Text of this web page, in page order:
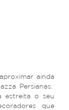
ainda
Persianas.
estreita o seu
que